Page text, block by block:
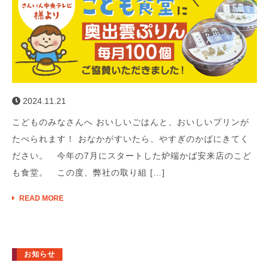
2024.11.21
こどものみなさんへ おいしいごはんと、おいしいプリンが
たべられます！ おなかがすいたら、やすぎのかばにきてく
ださい。 今年の7月にスタートした炉端かば安来店のこど
も食堂。 この度、弊社の取り組 […]
READ MORE
お知らせ